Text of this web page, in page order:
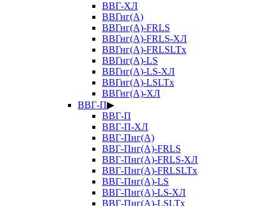
ВВГ-ХЛ
ВВГнг(А)
ВВГнг(А)-FRLS
ВВГнг(А)-FRLS-ХЛ
ВВГнг(А)-FRLSLTx
ВВГнг(А)-LS
ВВГнг(А)-LS-ХЛ
ВВГнг(А)-LSLTx
ВВГнг(А)-ХЛ
ВВГ-П▶
ВВГ-П
ВВГ-П-ХЛ
ВВГ-Пнг(А)
ВВГ-Пнг(А)-FRLS
ВВГ-Пнг(А)-FRLS-ХЛ
ВВГ-Пнг(А)-FRLSLTx
ВВГ-Пнг(А)-LS
ВВГ-Пнг(А)-LS-ХЛ
ВВГ-Пнг(А)-LSLTx